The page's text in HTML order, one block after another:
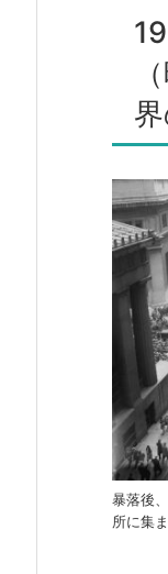
暴落後
所に集